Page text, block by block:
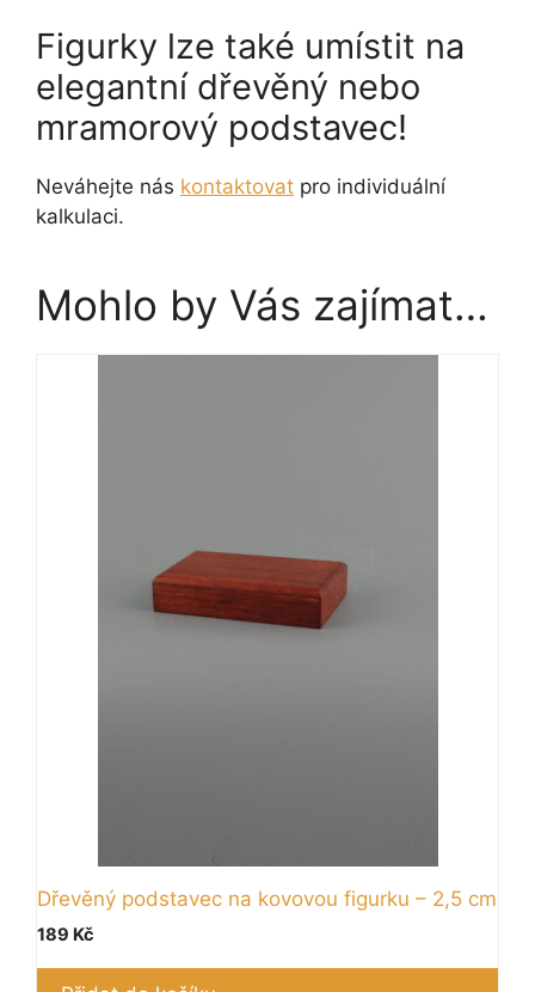
Figurky lze také umístit na
elegantní dřevěný nebo
mramorový podstavec!
Neváhejte nás kontaktovat pro individuální
kalkulaci.
Mohlo by Vás zajímat…
Dřevěný podstavec na kovovou figurku – 2,5 cm
189 Kč